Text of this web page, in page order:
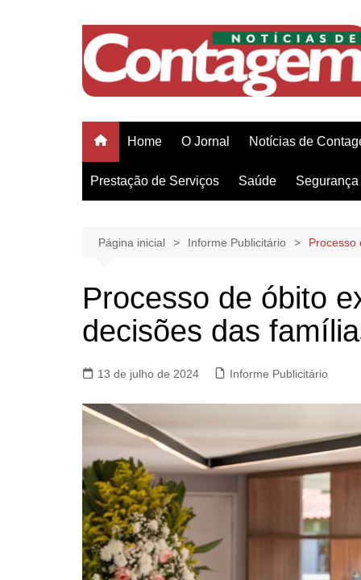
Home O Jornal Notícias de
Prestação de Serviços Saúde
Página inicial Informe Publicitário Processo
Processo de óbito
decisões das
13 de julho de 2024 Informe Publicitário